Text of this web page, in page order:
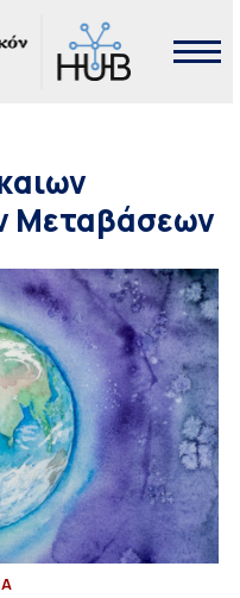
Μεταβάσεων